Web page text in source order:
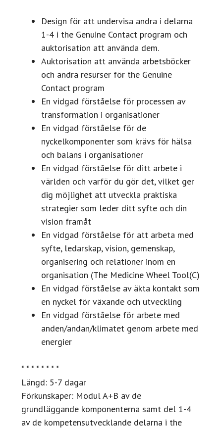
Design för att undervisa andra i delarna
1-4 i the Genuine Contact program och
auktorisation att använda dem.
Auktorisation att använda arbetsböcker
och andra resurser för the Genuine
Contact program
En vidgad förståelse för processen av
transformation i organisationer
En vidgad förståelse för de
nyckelkomponenter som krävs för hälsa
och balans i organisationer
En vidgad förståelse för ditt arbete i
världen och varför du gör det, vilket ger
dig möjlighet att utveckla praktiska
strategier som leder ditt syfte och din
vision framåt
En vidgad förståelse för att arbeta med
syfte, ledarskap, vision, gemenskap,
organisering och relationer inom en
organisation (The Medicine Wheel Tool(C)
En vidgad förståelse av äkta kontakt som
en nyckel för växande och utveckling
En vidgad förståelse för arbete med
anden/andan/klimatet genom arbete med
energier
* * * * * * * *
Längd: 5-7 dagar
Förkunskaper: Modul A+B av de
grundläggande komponenterna samt del 1-4
av de kompetensutvecklande delarna i the